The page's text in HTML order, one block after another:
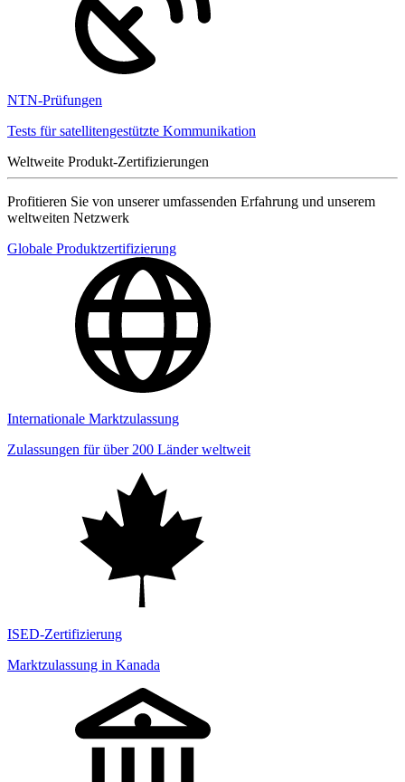
NTN-Prüfungen
Tests für satellitengestützte Kommunikation
Weltweite Produkt-Zertifizierungen
Profitieren Sie von unserer umfassenden Erfahrung und unserem
weltweiten Netzwerk
Globale Produktzertifizierung
Internationale Marktzulassung
Zulassungen für über 200 Länder weltweit
ISED-Zertifizierung
Marktzulassung in Kanada